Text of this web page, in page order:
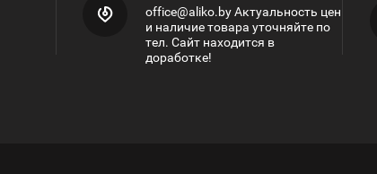
office@aliko.by Актуальность цен
и наличие товара уточняйте по
тел. Сайт находится в
доработке!